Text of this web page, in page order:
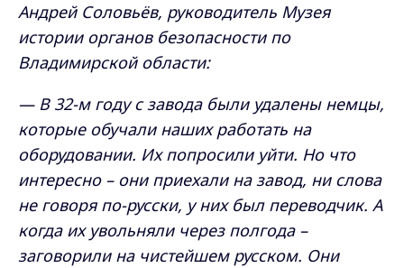
Андрей Соловьёв, руководитель Музея
истории органов безопасности по
Владимирской области:
— В 32-м году с завода были удалены немцы,
которые обучали наших работать на
оборудовании. Их попросили уйти. Но что
интересно – они приехали на завод, ни слова
не говоря по-русски, у них был переводчик. А
когда их увольняли через полгода –
заговорили на чистейшем русском. Они